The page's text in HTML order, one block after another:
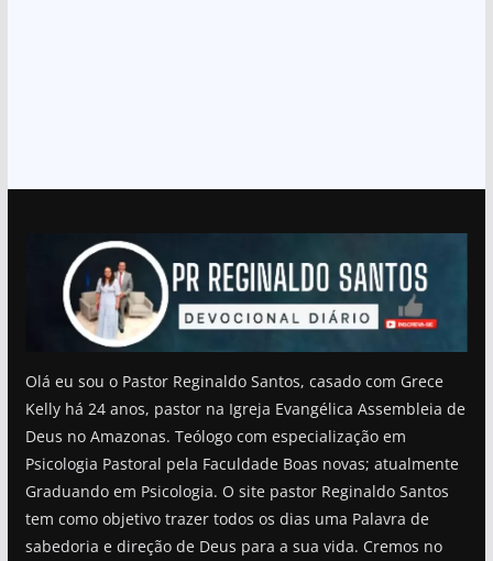
Olá eu sou o Pastor Reginaldo Santos, casado com Grece
Kelly há 24 anos, pastor na Igreja Evangélica Assembleia de
Deus no Amazonas. Teólogo com especialização em
Psicologia Pastoral pela Faculdade Boas novas; atualmente
Graduando em Psicologia. O site pastor Reginaldo Santos
tem como objetivo trazer todos os dias uma Palavra de
sabedoria e direção de Deus para a sua vida. Cremos no